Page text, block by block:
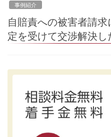
事例紹介
自賠責への被害者請
定を受けて交渉解決し